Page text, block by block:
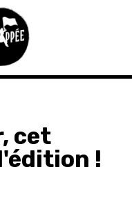
cet
!